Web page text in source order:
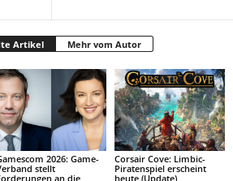
Artikel Mehr vom Autor
2026: Game-
stellt
an die
Corsair Cove: Limbic-
Piratenspiel erscheint
heute (Update)